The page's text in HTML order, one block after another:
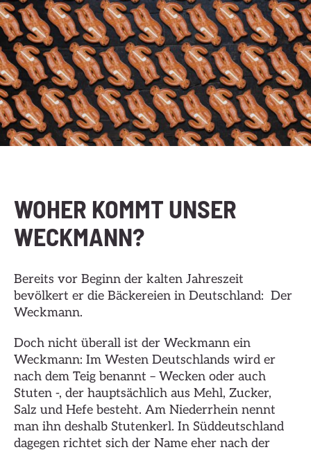
WOHER KOMMT UNSER
WECKMANN?
Bereits vor Beginn der kalten Jahreszeit
bevölkert er die Bäckereien in Deutschland: Der
Weckmann.
Doch nicht überall ist der Weckmann ein
Weckmann: Im Westen Deutschlands wird er
nach dem Teig benannt – Wecken oder auch
Stuten -, der hauptsächlich aus Mehl, Zucker,
Salz und Hefe besteht. Am Niederrhein nennt
man ihn deshalb Stutenkerl. In Süddeutschland
dagegen richtet sich der Name eher nach der